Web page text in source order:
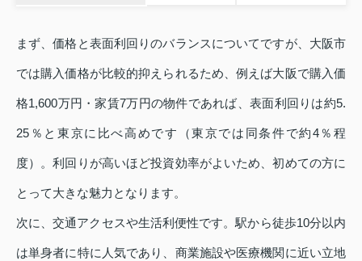
まず、価格と表面利回りのバランスについてですが、大阪市
では購入価格が比較的抑えられるため、例えば大阪で購入価
格1,600万円・家賃7万円の物件であれば、表面利回りは約5.
25％と東京に比べ高めです（東京では同条件で約4％程
度）。利回りが高いほど投資効率がよいため、初めての方に
とって大きな魅力となります。
次に、交通アクセスや生活利便性です。駅から徒歩10分以内
は単身者に特に人気であり、商業施設や医療機関に近い立地